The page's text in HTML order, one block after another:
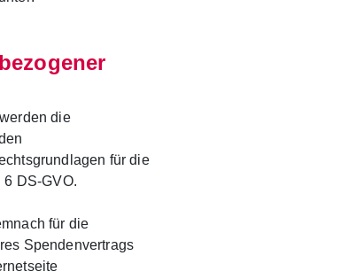
die
für die
DS-GVO.
für die
Spendenvertrags